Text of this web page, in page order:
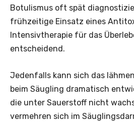
Botulismus oft spät
frühzeitige Einsatz eines
Intensivtherapie für das
entscheidend.
Jedenfalls kann sich das
beim Säugling dramatisch
die unter Sauerstoff nicht
vermehren sich im